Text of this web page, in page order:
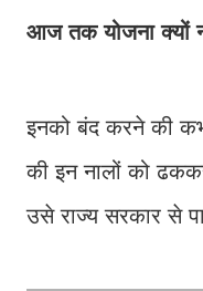
आज तक योजना क्यों
इनको बंद करने की
की इन नालों को
उसे राज्य सरकार से